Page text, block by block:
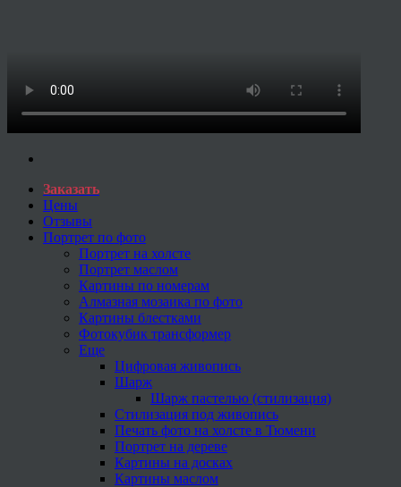
Заказать
Цены
Отзывы
Портрет по фото
Портрет на холсте
Портрет маслом
Картины по номерам
Алмазная мозаика по фото
Картины блестками
Фотокубик трансформер
Еще
Цифровая живопись
Шарж
Шарж пастелью (стилизация)
Стилизация под живопись
Печать фото на холсте в Тюмени
Портрет на дереве
Картины на досках
Картины маслом